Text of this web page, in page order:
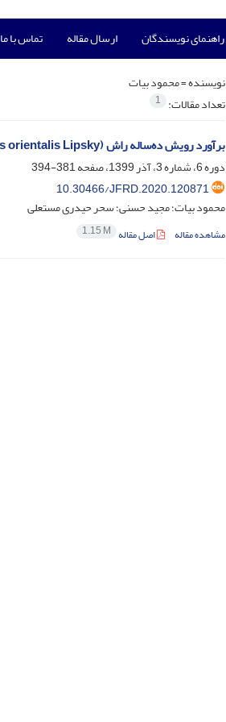
راهنمای نویسندگان ارسال مقاله تماس با ما
نویسنده =محمود بیات
تعداد مقالات: 1
برآورد رویش ده‌ساله راش (Fagus orientalis Lipsky) با استفاده از مدل شبکه‌های عصبی مصنوعی و رگرسیون خطی چندگانه در جنگل‌های رامسر
دوره 6، شماره 3، آذر 1399، صفحه
381-394
10.30466/JFRD.2020.120871
محمود بیات؛ مجید حسنی؛ سحر حیدری مستعلی
مشاهده مقاله اصل مقاله 1.15 M